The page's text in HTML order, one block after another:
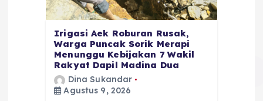
Irigasi Aek Roburan Rusak,
Warga Puncak Sorik Merapi
Menunggu Kebijakan 7 Wakil
Rakyat Dapil Madina Dua
Dina Sukandar
Agustus 9, 2026